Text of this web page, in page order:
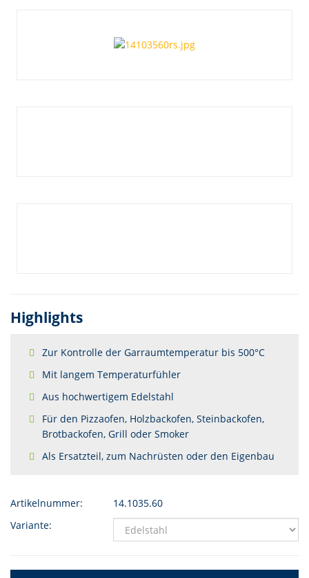
Highlights
Zur Kontrolle der Garraumtemperatur bis 500°C
Mit langem Temperaturfühler
Aus hochwertigem Edelstahl
Für den Pizzaofen, Holzbackofen, Steinbackofen,
Brotbackofen, Grill oder Smoker
Als Ersatzteil, zum Nachrüsten oder den Eigenbau
Artikelnummer:
14.1035.60
Variante: